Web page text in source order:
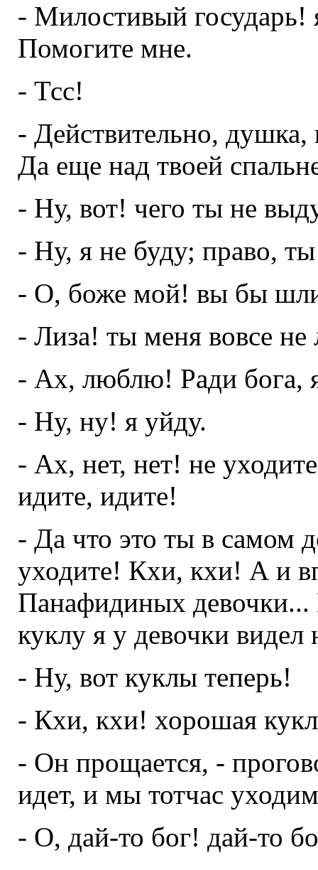
- Милостивый государь!
Помогите мне.
- Тсс!
- Действительно,
Да еще над твоей
- Ну, вот! чего ты не
- Ну, я не буду; право, ты
- О, боже мой! вы бы
- Лиза! ты меня вовсе
- Ах, люблю! Ради бога,
- Ну, ну! я уйду.
- Ах, нет, нет! не
идите, идите!
- Да что это ты в самом
уходите! Кхи, кхи! А и
Панафидиных
куклу я у девочки
- Ну, вот куклы теперь!
- Кхи, кхи! хорошая
- Он прощается, -
идет, и мы тотчас
- О, дай-то бог! дай-то